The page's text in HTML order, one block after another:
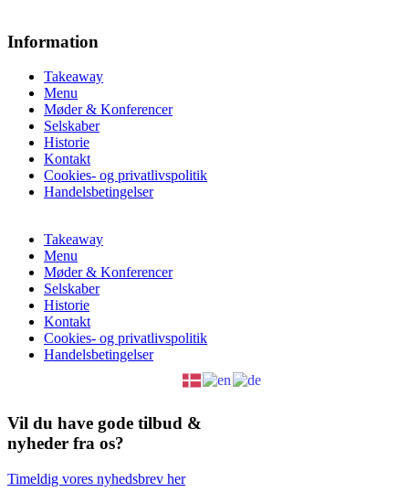
Information
Takeaway
Menu
Møder & Konferencer
Selskaber
Historie
Kontakt
Cookies- og privatlivspolitik
Handelsbetingelser
Takeaway
Menu
Møder & Konferencer
Selskaber
Historie
Kontakt
Cookies- og privatlivspolitik
Handelsbetingelser
Vil du have gode tilbud &
nyheder fra os?
Timeldig vores nyhedsbrev her